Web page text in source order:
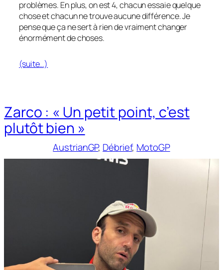
problèmes. En plus, on est 4, chacun essaie quelque
chose et chacun ne trouve aucune différence. Je
pense que ça ne sert à rien de vraiment changer
énormément de choses.
(suite…)
Zarco : « Un petit point, c’est
plutôt bien »
AustrianGP, Débrief, MotoGP